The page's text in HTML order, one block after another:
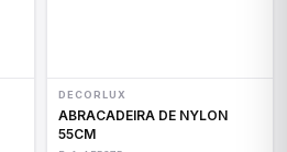
DECORLUX
ABRACADEIRA DE NYLON
55CM